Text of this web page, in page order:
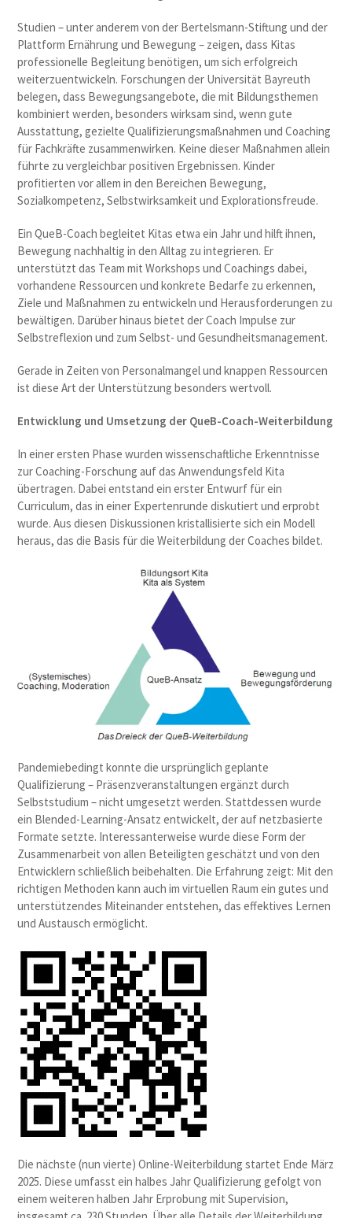
Studien – unter anderem von der Bertelsmann-Stiftung und der
Plattform Ernährung und Bewegung – zeigen, dass Kitas
professionelle Begleitung benötigen, um sich erfolgreich
weiterzuentwickeln. Forschungen der Universität Bayreuth
belegen, dass Bewegungsangebote, die mit Bildungsthemen
kombiniert werden, besonders wirksam sind, wenn gute
Ausstattung, gezielte Qualifizierungsmaßnahmen und Coaching
für Fachkräfte zusammenwirken. Keine dieser Maßnahmen allein
führte zu vergleichbar positiven Ergebnissen. Kinder
profitierten vor allem in den Bereichen Bewegung,
Sozialkompetenz, Selbstwirksamkeit und Explorationsfreude.
Ein QueB-Coach begleitet Kitas etwa ein Jahr und hilft ihnen,
Bewegung nachhaltig in den Alltag zu integrieren. Er
unterstützt das Team mit Workshops und Coachings dabei,
vorhandene Ressourcen und konkrete Bedarfe zu erkennen,
Ziele und Maßnahmen zu entwickeln und Herausforderungen zu
bewältigen. Darüber hinaus bietet der Coach Impulse zur
Selbstreflexion und zum Selbst- und Gesundheitsmanagement.
Gerade in Zeiten von Personalmangel und knappen Ressourcen
ist diese Art der Unterstützung besonders wertvoll.
Entwicklung und Umsetzung der QueB-Coach-Weiterbildung
In einer ersten Phase wurden wissenschaftliche Erkenntnisse
zur Coaching-Forschung auf das Anwendungsfeld Kita
übertragen. Dabei entstand ein erster Entwurf für ein
Curriculum, das in einer Expertenrunde diskutiert und erprobt
wurde. Aus diesen Diskussionen kristallisierte sich ein Modell
heraus, das die Basis für die Weiterbildung der Coaches bildet.
Pandemiebedingt konnte die ursprünglich geplante
Qualifizierung – Präsenzveranstaltungen ergänzt durch
Selbststudium – nicht umgesetzt werden. Stattdessen wurde
ein Blended-Learning-Ansatz entwickelt, der auf netzbasierte
Formate setzte. Interessanterweise wurde diese Form der
Zusammenarbeit von allen Beteiligten geschätzt und von den
Entwicklern schließlich beibehalten. Die Erfahrung zeigt: Mit den
richtigen Methoden kann auch im virtuellen Raum ein gutes und
unterstützendes Miteinander entstehen, das effektives Lernen
und Austausch ermöglicht.
Die nächste (nun vierte) Online-Weiterbildung startet Ende März
2025. Diese umfasst ein halbes Jahr Qualifizierung gefolgt von
einem weiteren halben Jahr Erprobung mit Supervision,